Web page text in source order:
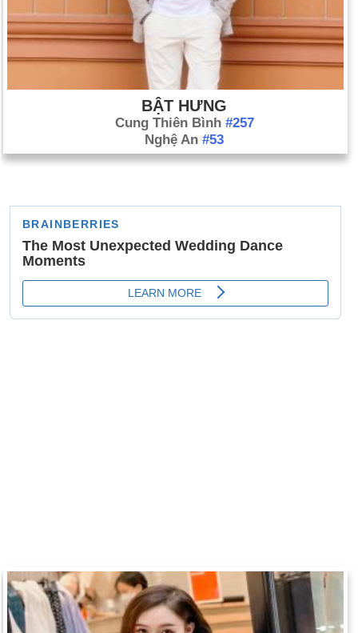
BẬT HƯNG
Cung Thiên Bình #257
Nghệ An #53